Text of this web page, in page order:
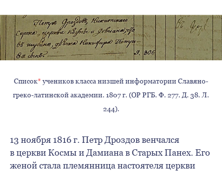
Список*учеников класса низшей информатории Славяно-
греко-латинской академии. 1807 г. (ОР РГБ. Ф. 277. Д. 38. Л.
244).
13 ноября 1816 г. Петр Дроздов венчался
в церкви Космы и Дамиана в Старых Панех. Его
женой стала племянница настоятеля церкви